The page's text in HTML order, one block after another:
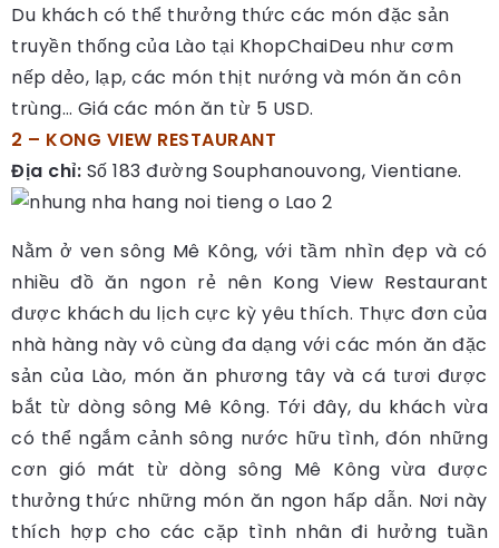
Du khách có thể thưởng thức các món đặc sản
truyền thống của Lào tại KhopChaiDeu như cơm
nếp dẻo, lạp, các món thịt nướng và món ăn côn
trùng… Giá các món ăn từ 5 USD.
2 – KONG VIEW RESTAURANT
Địa chỉ: Số 183 đường Souphanouvong, Vientiane.
Nằm ở ven sông Mê Kông, với tầm nhìn đẹp và có
nhiều đồ ăn ngon rẻ nên Kong View Restaurant
được khách du lịch cực kỳ yêu thích. Thực đơn của
nhà hàng này vô cùng đa dạng với các món ăn đặc
sản của Lào, món ăn phương tây và cá tươi được
bắt từ dòng sông Mê Kông. Tới đây, du khách vừa
có thể ngắm cảnh sông nước hữu tình, đón những
cơn gió mát từ dòng sông Mê Kông vừa được
thưởng thức những món ăn ngon hấp dẫn. Nơi này
thích hợp cho các cặp tình nhân đi hưởng tuần